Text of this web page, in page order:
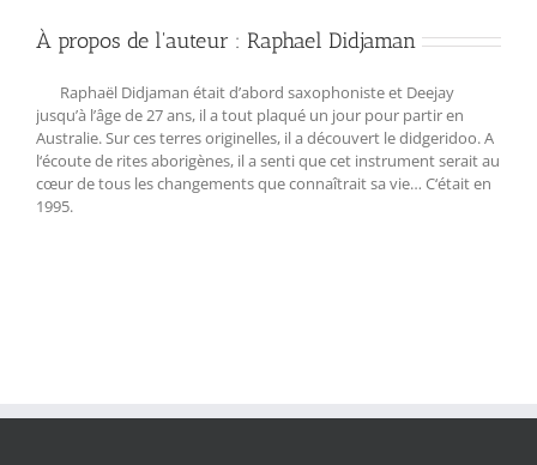
À propos de l'auteur : Raphael Didjaman
Raphaël Didjaman était d’abord saxophoniste et Deejay
jusqu’à l’âge de 27 ans, il a tout plaqué un jour pour partir en
Australie. Sur ces terres originelles, il a découvert le didgeridoo. A
l‘écoute de rites aborigènes, il a senti que cet instrument serait au
cœur de tous les changements que connaîtrait sa vie… C‘était en
1995.